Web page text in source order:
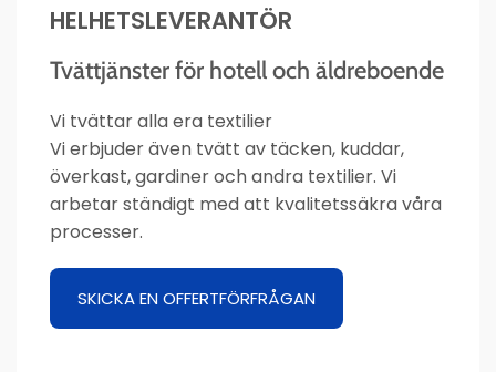
HELHETSLEVERANTÖR
Tvättjänster för hotell och äldreboende
Vi tvättar alla era textilier
Vi erbjuder även tvätt av täcken, kuddar,
överkast, gardiner och andra textilier. Vi
arbetar ständigt med att kvalitetssäkra våra
processer.
SKICKA EN OFFERTFÖRFRÅGAN